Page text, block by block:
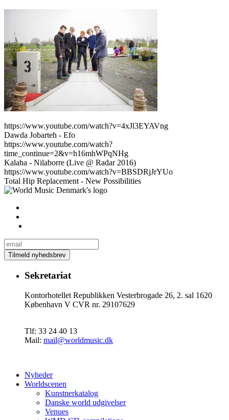
https://www.youtube.com/watch?v=4xJl3EYAVng
Dawda Jobarteh - Efo
https://www.youtube.com/watch?
time_continue=2&v=h16mhWPqNHg
Kalaha - Nilaborre (Live @ Radar 2016)
https://www.youtube.com/watch?v=BBSDRjJrYUo
Total Hip Replacement - New Possibilities
Sekretariat
Kontorhotellet Republikken Vesterbrogade 26, 2. sal 1620
København V CVR nr. 29107629
Tlf: 33 24 40 13
Mail: mail@worldmusic.dk
Nyheder
Worldscenen
Kunstnerkatalog
Danske world udgivelser
Venues